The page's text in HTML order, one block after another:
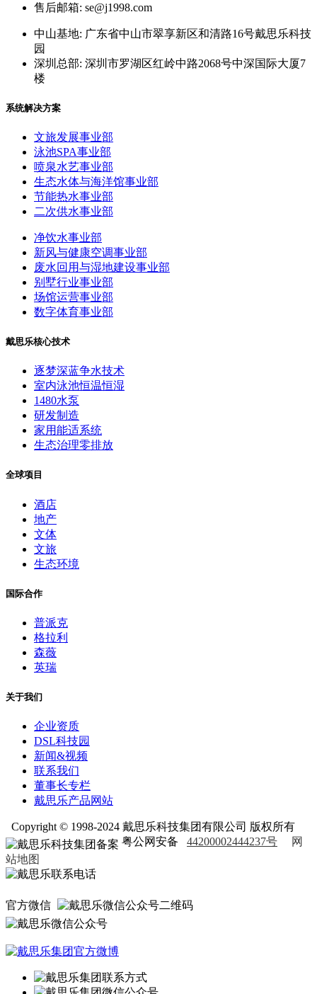
售后邮箱: se@j1998.com
中山基地: 广东省中山市翠享新区和清路16号戴思乐科技
园
深圳总部: 深圳市罗湖区红岭中路2068号中深国际大厦7
楼
系统解决方案
文旅发展事业部
泳池SPA事业部
喷泉水艺事业部
生态水体与海洋馆事业部
节能热水事业部
二次供水事业部
净饮水事业部
新风与健康空调事业部
废水回用与湿地建设事业部
别墅行业事业部
场馆运营事业部
数字体育事业部
戴思乐核心技术
逐梦深蓝争水技术
室内泳池恒温恒湿
1480水泵
研发制造
家用能适系统
生态治理零排放
全球项目
酒店
地产
文体
文旅
生态环境
国际合作
普派克
格拉利
森薇
英瑞
关于我们
企业资质
DSL科技园
新闻&视频
联系我们
董事长专栏
戴思乐产品网站
Copyright © 1998-2024 戴思乐科技集团有限公司 版权所有
粤公网安备 44200002444237号
网
站地图
官方微信